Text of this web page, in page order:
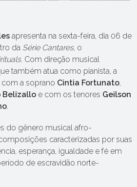
apresenta na sexta-feira, dia 06 de
da Série Cantares, o
. Com direção musical
também atua como pianista, a
a soprano Cintia Fortunato,
Belizallo e com os tenores Geilson
.
do gênero musical afro-
caracterizadas por suas
esperança, igualdade e fé em
de escravidão norte-